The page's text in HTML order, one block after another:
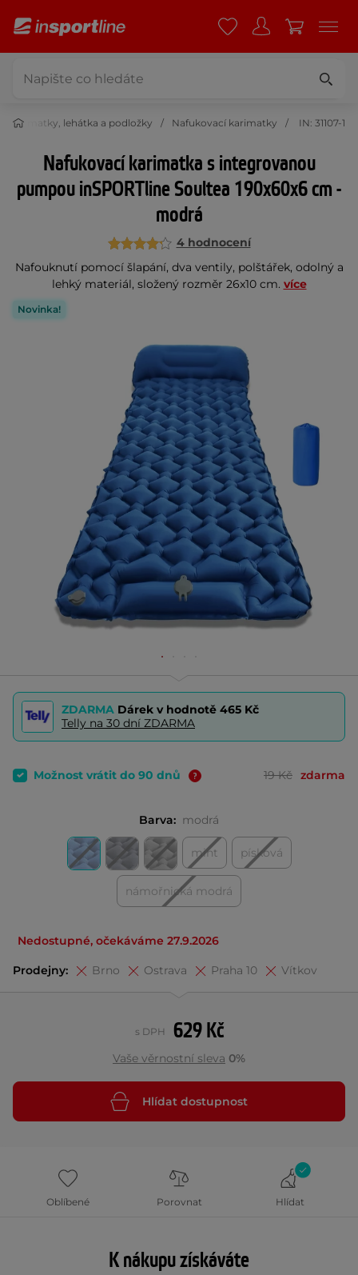
karimatky, lehátka a podložky Nafukovací karimatky IN: 31107-1
Nafukovací karimatka s integrovanou
pumpou inSPORTline Soultea 190x60x6 cm -
modrá
4 hodnocení
Nafouknutí pomocí šlapání, dva ventily, polštářek, odolný a
lehký materiál, složený rozměr 26x10 cm. více
Novinka!
ZDARMA Dárek v hodnotě 465 Kč
Telly na 30 dní ZDARMA
Možnost vrátit do 90 dnů 19 Kč zdarma
Barva: modrá
mint písková
námořnická modrá
Nedostupné, očekáváme 27.9.2026
Prodejny: Brno Ostrava Praha 10 Vítkov
629 Kč
s DPH
Vaše věrnostní sleva 0%
Hlídat dostupnost
Oblíbené Porovnat Hlídat
K nákupu získáváte